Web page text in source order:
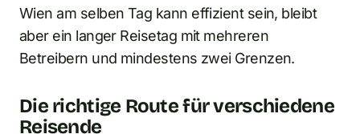
Wien am selben Tag kann effizient sein, bleibt
aber ein langer Reisetag mit mehreren
Betreibern und mindestens zwei Grenzen.
Die richtige Route für verschiedene
Reisende